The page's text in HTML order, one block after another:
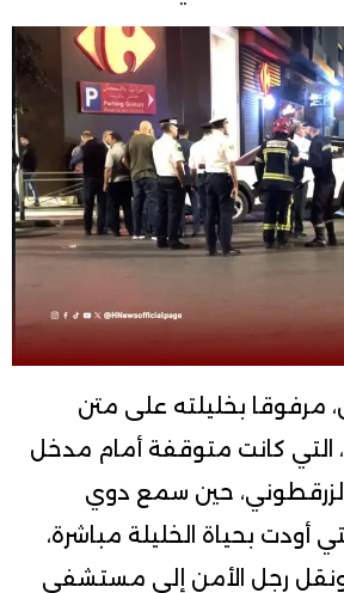
مرفوقا بخليلته على متن
التي كانت متوقفة أمام مدخل
الزرقطوني، حين سمع دوي
أودت بحياة الخليلة مباشرة،
ونقل رجل الأمن إلى مستشفى